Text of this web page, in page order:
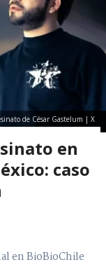
de César Gastelum | X
en
caso
en BioBioChile